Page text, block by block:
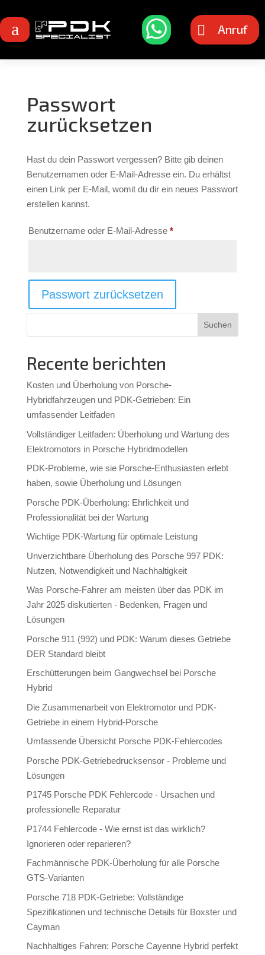
a  Anruf
Passwort
zurücksetzen
Hast du dein Passwort vergessen? Bitte gib deinen
Benutzernamen oder E-Mail-Adresse ein. Du erhältst
einen Link per E-Mail, womit du dir ein neues Passwort
erstellen kannst.
Benutzername oder E-Mail-Adresse *Erforderlich
Passwort zurücksetzen
Suchen
Recente berichten
Kosten und Überholung von Porsche-
Hybridfahrzeugen und PDK-Getrieben: Ein
umfassender Leitfaden
Vollständiger Leitfaden: Überholung und Wartung des
Elektromotors in Porsche Hybridmodellen
PDK-Probleme, wie sie Porsche-Enthusiasten erlebt
haben, sowie Überholung und Lösungen
Porsche PDK-Überholung: Ehrlichkeit und
Professionalität bei der Wartung
Wichtige PDK-Wartung für optimale Leistung
Unverzichtbare Überholung des Porsche 997 PDK:
Nutzen, Notwendigkeit und Nachhaltigkeit
Was Porsche-Fahrer am meisten über das PDK im
Jahr 2025 diskutierten - Bedenken, Fragen und
Lösungen
Porsche 911 (992) und PDK: Warum dieses Getriebe
DER Standard bleibt
Erschütterungen beim Gangwechsel bei Porsche
Hybrid
Die Zusammenarbeit von Elektromotor und PDK-
Getriebe in einem Hybrid-Porsche
Umfassende Übersicht Porsche PDK-Fehlercodes
Porsche PDK-Getriebedrucksensor - Probleme und
Lösungen
P1745 Porsche PDK Fehlercode - Ursachen und
professionelle Reparatur
P1744 Fehlercode - Wie ernst ist das wirklich?
Ignorieren oder reparieren?
Fachmännische PDK-Überholung für alle Porsche
GTS-Varianten
Porsche 718 PDK-Getriebe: Vollständige
Spezifikationen und technische Details für Boxster und
Cayman
Nachhaltiges Fahren: Porsche Cayenne Hybrid perfekt